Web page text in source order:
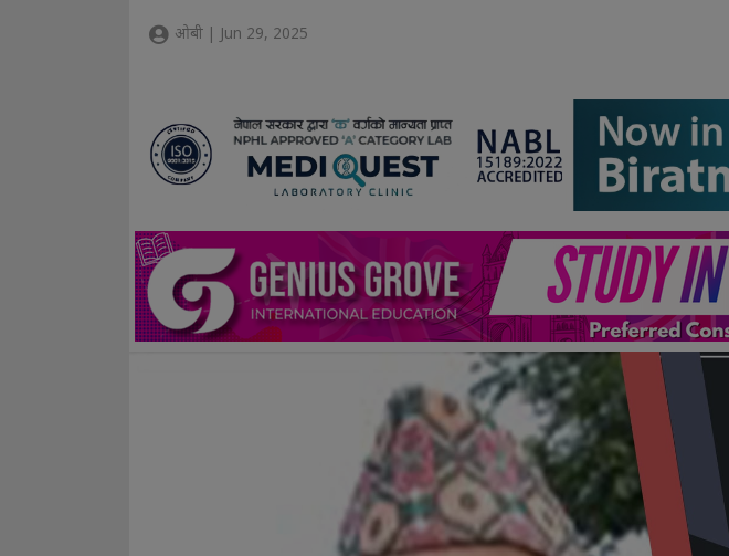
ओबी | Jun 29, 2025